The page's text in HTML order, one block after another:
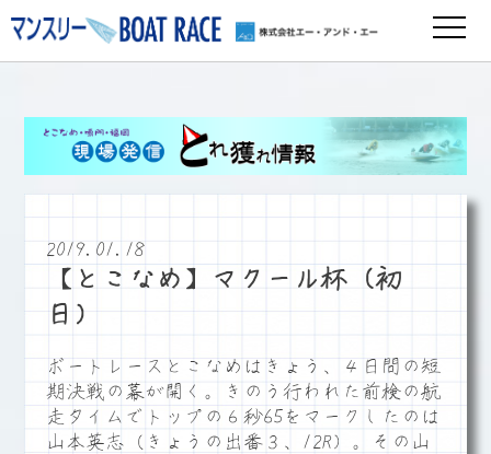
2019.01.18
【とこなめ】マクール杯（初
日）
ボートレースとこなめはきょう、４日間の短
期決戦の幕が開く。きのう行われた前検の航
走タイムでトップの６秒65をマークしたのは
山本英志（きょうの出番３、12R）。その山